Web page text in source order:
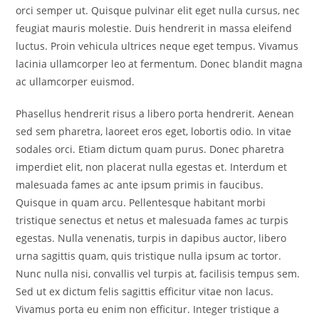
orci semper ut. Quisque pulvinar elit eget nulla cursus, nec
feugiat mauris molestie. Duis hendrerit in massa eleifend
luctus. Proin vehicula ultrices neque eget tempus. Vivamus
lacinia ullamcorper leo at fermentum. Donec blandit magna
ac ullamcorper euismod.
Phasellus hendrerit risus a libero porta hendrerit. Aenean
sed sem pharetra, laoreet eros eget, lobortis odio. In vitae
sodales orci. Etiam dictum quam purus. Donec pharetra
imperdiet elit, non placerat nulla egestas et. Interdum et
malesuada fames ac ante ipsum primis in faucibus.
Quisque in quam arcu. Pellentesque habitant morbi
tristique senectus et netus et malesuada fames ac turpis
egestas. Nulla venenatis, turpis in dapibus auctor, libero
urna sagittis quam, quis tristique nulla ipsum ac tortor.
Nunc nulla nisi, convallis vel turpis at, facilisis tempus sem.
Sed ut ex dictum felis sagittis efficitur vitae non lacus.
Vivamus porta eu enim non efficitur. Integer tristique a